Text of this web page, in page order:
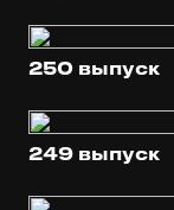
250 выпуск
249 выпуск